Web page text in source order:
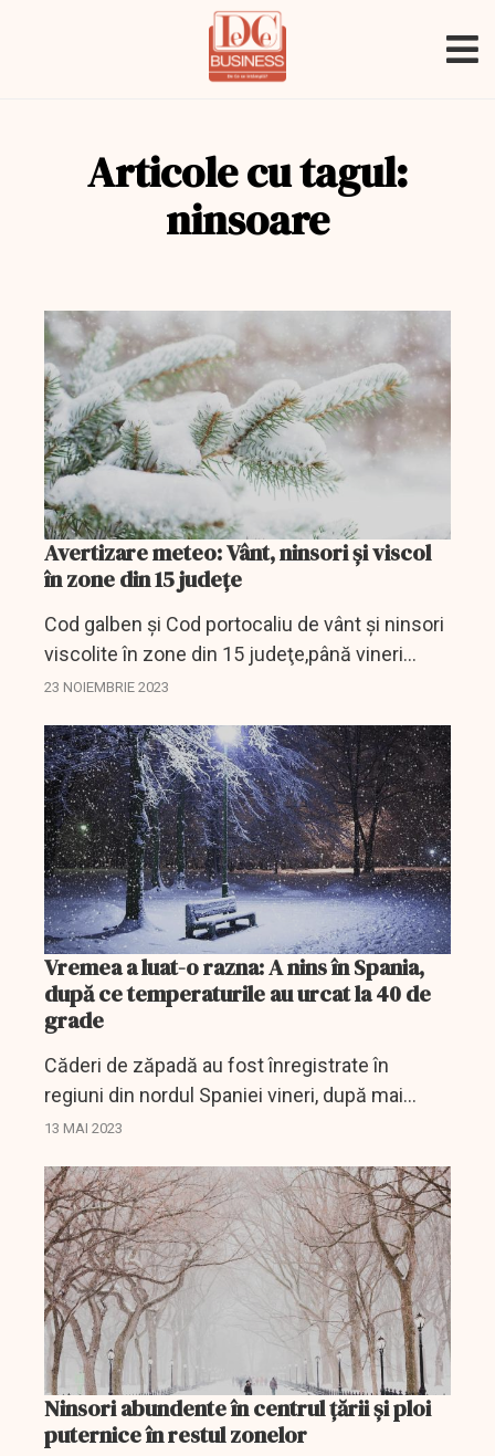
Articole cu tagul:
ninsoare
Avertizare meteo: Vânt, ninsori şi viscol
în zone din 15 judeţe
Cod galben şi Cod portocaliu de vânt şi ninsori
viscolite în zone din 15 judeţe,până vineri
seara.
23 NOIEMBRIE 2023
Vremea a luat-o razna: A nins în Spania,
după ce temperaturile au urcat la 40 de
grade
Căderi de zăpadă au fost înregistrate în
regiuni din nordul Spaniei vineri, după mai
multe luni complet lipsite de ploi şi după
vara decât cu...
13 MAI 2023
Ninsori abundente în centrul ţării şi ploi
puternice în restul zonelor